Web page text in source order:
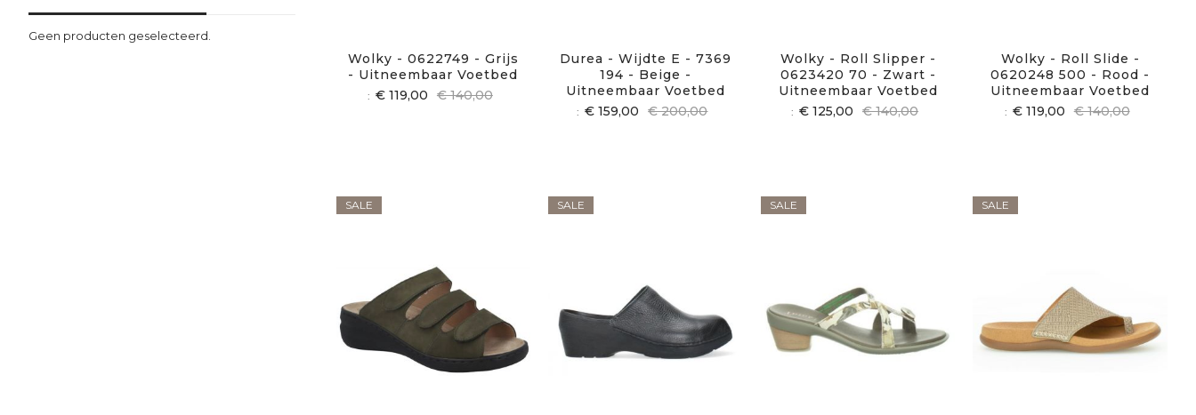
Wolky - 0622749 - Grijs
- Uitneembaar Voetbed
€ 119,00
€ 140,00
Durea - Wijdte E - 7369
194 - Beige -
Uitneembaar Voetbed
€ 159,00
€ 200,00
Wolky - Roll Slipper -
0623420 70 - Zwart -
Uitneembaar Voetbed
€ 125,00
€ 140,00
Wolky - Roll Slide -
0620248 500 - Rood -
Uitneembaar Voetbed
€ 119,00 € 140,00
SALE SALE SALE SALE
Geen producten geselecteerd.